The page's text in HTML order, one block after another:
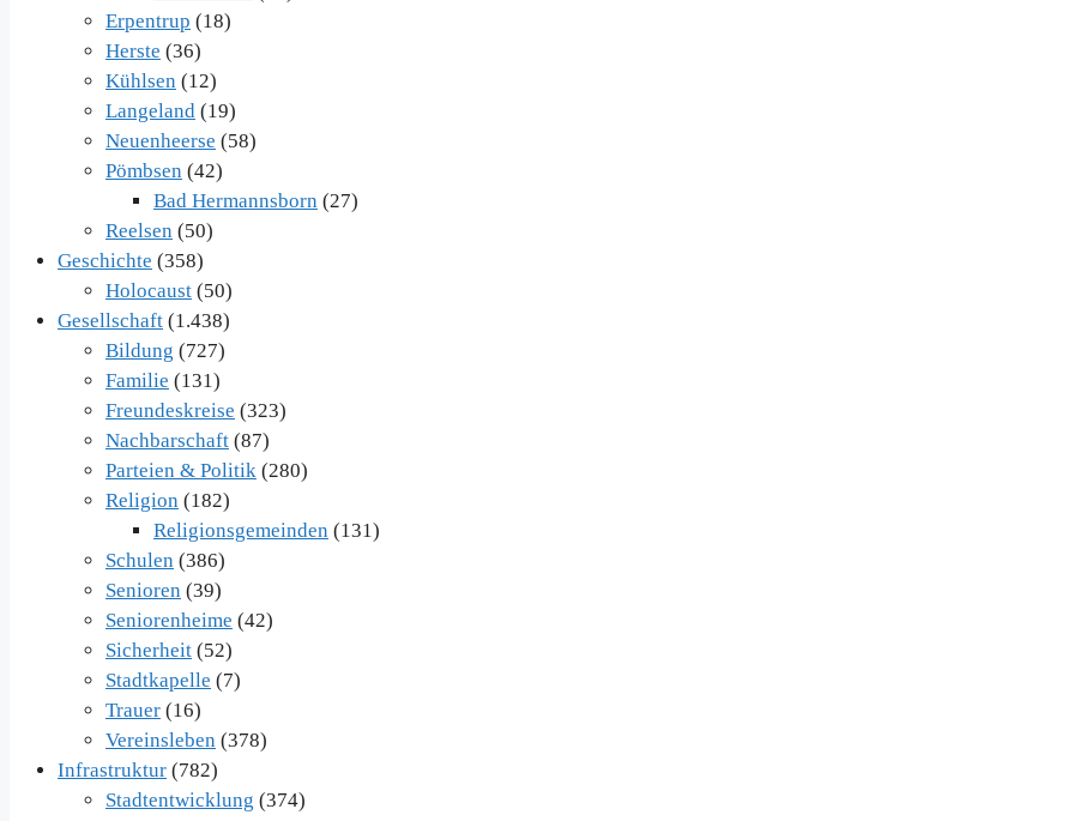
Erpentrup (18)
Herste (36)
Kühlsen (12)
Langeland (19)
Neuenheerse (58)
Pömbsen (42)
Bad Hermannsborn (27)
Reelsen (50)
Geschichte (358)
Holocaust (50)
Gesellschaft (1.438)
Bildung (727)
Familie (131)
Freundeskreise (323)
Nachbarschaft (87)
Parteien & Politik (280)
Religion (182)
Religionsgemeinden (131)
Schulen (386)
Senioren (39)
Seniorenheime (42)
Sicherheit (52)
Stadtkapelle (7)
Trauer (16)
Vereinsleben (378)
Infrastruktur (782)
Stadtentwicklung (374)